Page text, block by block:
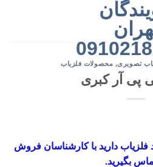
تصویری, محصولات فلزیاب
پی آر کبری
دارید با کارشناسان فروش
بگیرید.